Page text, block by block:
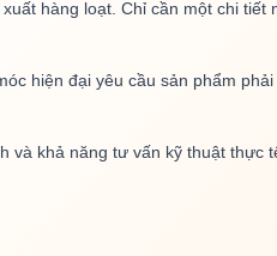
hàng loạt. Chỉ cần một chi tiết
hiện đại yêu cầu sản phẩm
và khả năng tư vấn kỹ thuật thực